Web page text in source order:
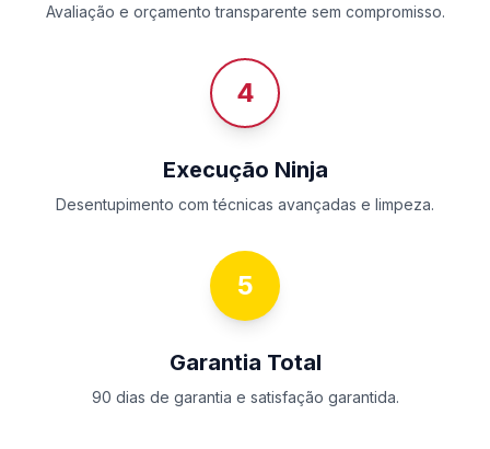
Avaliação e orçamento transparente sem compromisso.
4
Execução Ninja
Desentupimento com técnicas avançadas e limpeza.
5
Garantia Total
90 dias de garantia e satisfação garantida.